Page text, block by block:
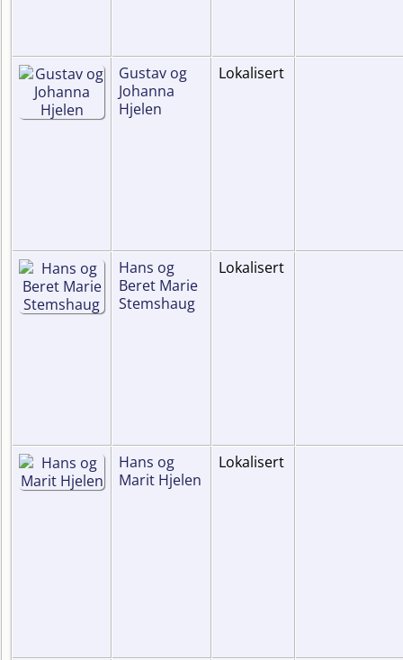
Gustav og
Johanna
Hjelen
Lokalisert
Hans og
Beret Marie
Stemshaug
Lokalisert
Hans og
Marit Hjelen
Lokalisert